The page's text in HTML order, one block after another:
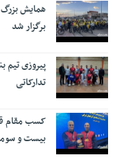
همایش
برگزار شد
پیروزی تیم
تدارکاتی
کسب مقام
بیست و